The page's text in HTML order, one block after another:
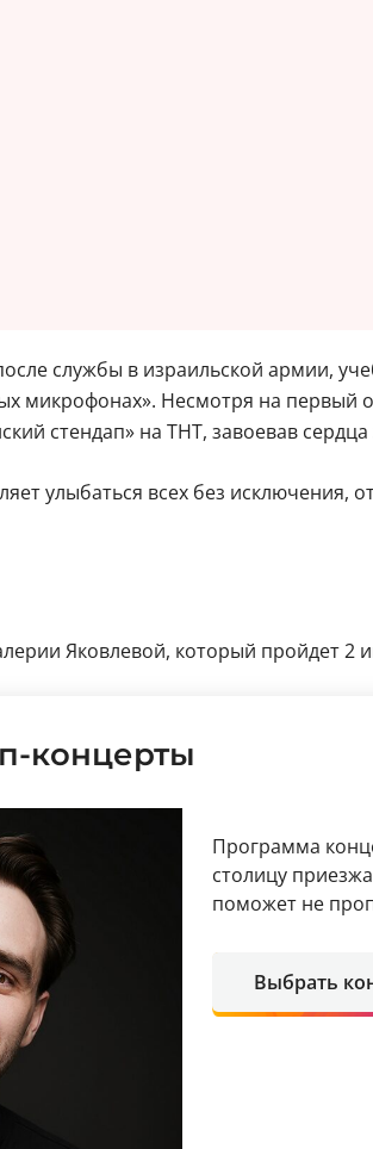
службы в израильской армии,
микрофонах». Несмотря на первый
стендап» на ТНТ, завоевав
улыбаться всех без
Яковлевой, который пройдет 2
концерты
Программа
столицу
поможет не
Выбрать